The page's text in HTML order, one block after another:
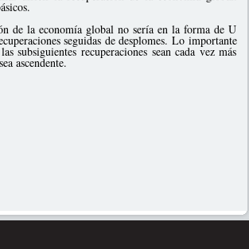
de la economía global no sería en la forma de U
seguidas de desplomes. Lo importante
subsiguientes recuperaciones sean cada vez más
ascendente.